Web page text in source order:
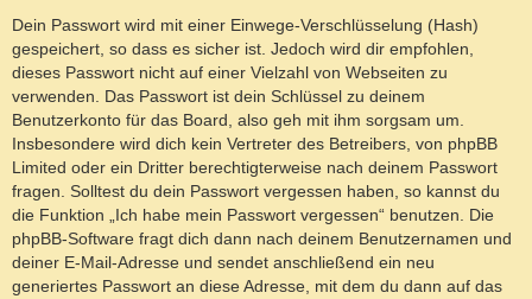
Dein Passwort wird mit einer Einwege-Verschlüsselung (Hash)
gespeichert, so dass es sicher ist. Jedoch wird dir empfohlen,
dieses Passwort nicht auf einer Vielzahl von Webseiten zu
verwenden. Das Passwort ist dein Schlüssel zu deinem
Benutzerkonto für das Board, also geh mit ihm sorgsam um.
Insbesondere wird dich kein Vertreter des Betreibers, von phpBB
Limited oder ein Dritter berechtigterweise nach deinem Passwort
fragen. Solltest du dein Passwort vergessen haben, so kannst du
die Funktion „Ich habe mein Passwort vergessen“ benutzen. Die
phpBB-Software fragt dich dann nach deinem Benutzernamen und
deiner E-Mail-Adresse und sendet anschließend ein neu
generiertes Passwort an diese Adresse, mit dem du dann auf das